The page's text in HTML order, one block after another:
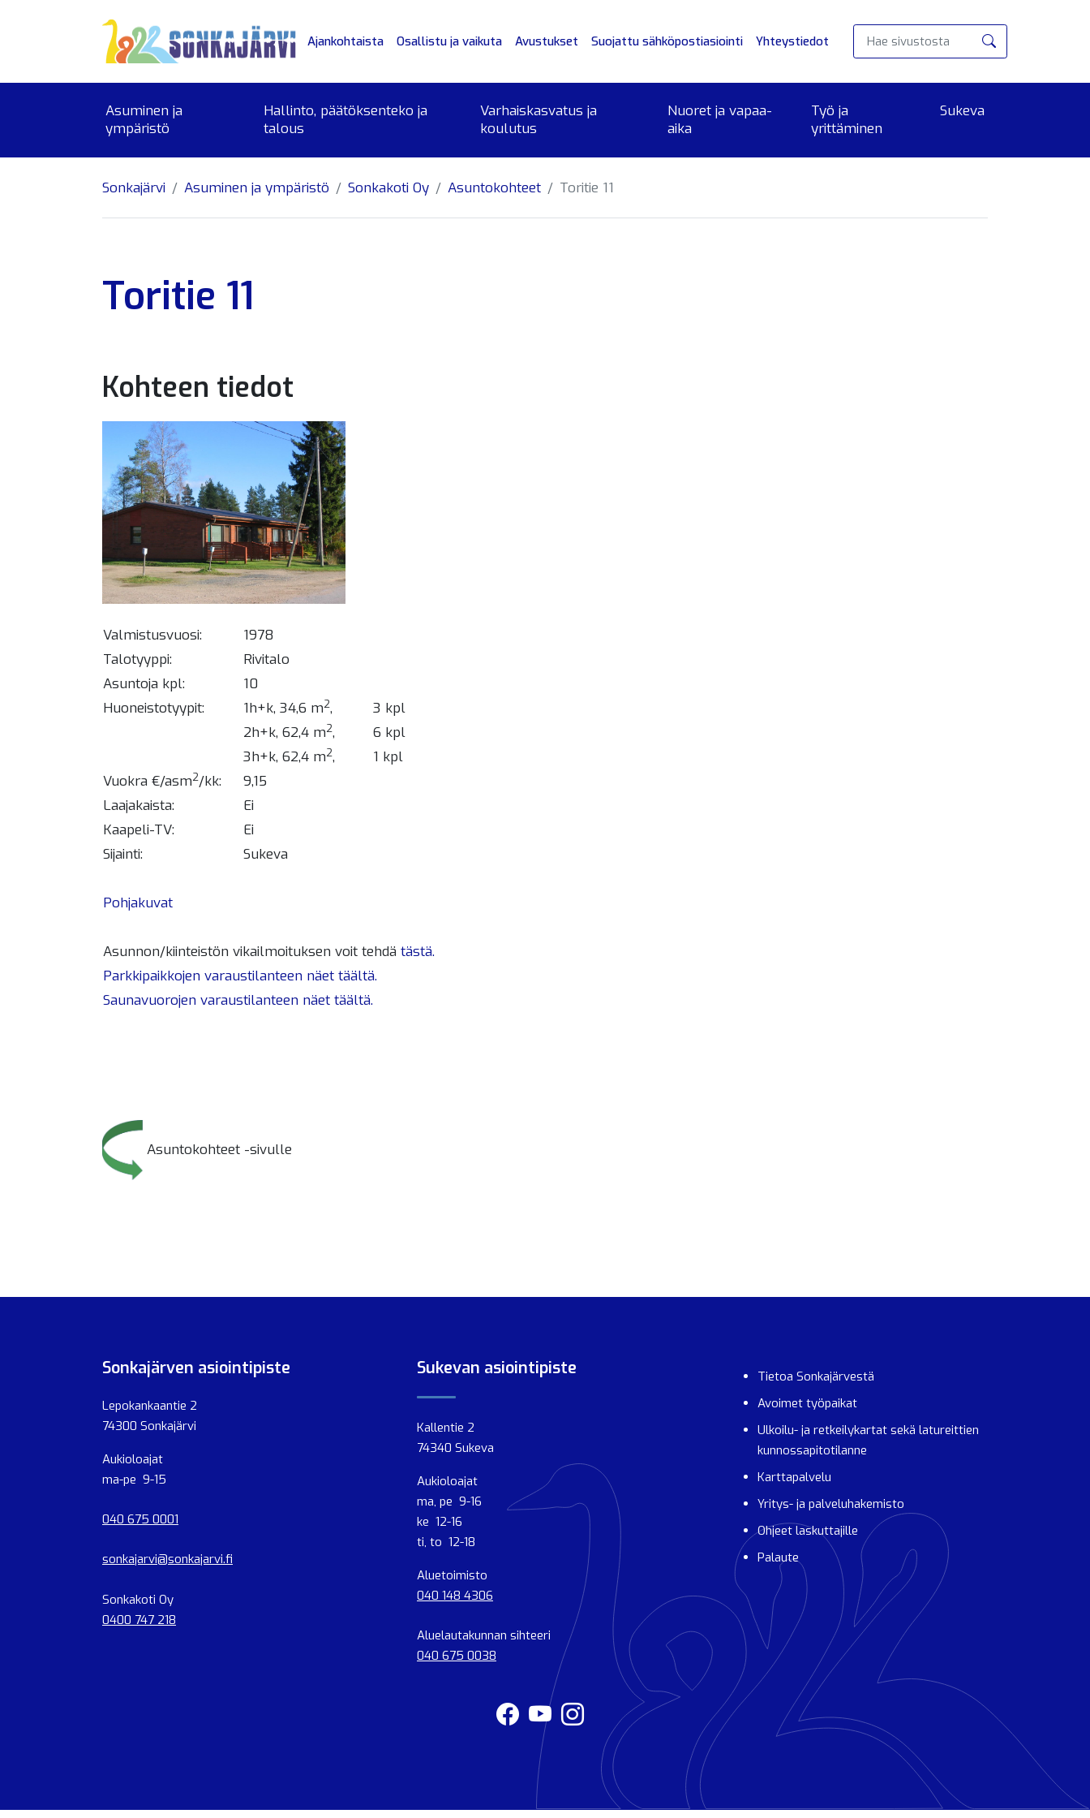
Ajankohtaista Osallistu ja vaikuta Avustukset Suojattu sähköpostiasiointi Yhteystiedot
Hae
Asuminen ja
ympäristö
Hallinto, päätöksenteko ja
talous
Varhaiskasvatus ja
koulutus
Nuoret ja vapaa-
aika
Työ ja
yrittäminen
Sukeva
Sonkajärvi Asuminen ja ympäristö Sonkakoti Oy Asuntokohteet Toritie 11
Toritie 11
Kohteen tiedot
Valmistusvuosi:
1978
Talotyyppi:
Rivitalo
Asuntoja kpl:
10
Huoneistotyypit:
1h+k, 34,6 m2,
3 kpl
2h+k, 62,4 m2,
6 kpl
3h+k, 62,4 m2,
1 kpl
Vuokra €/asm2/kk:
9,15
Laajakaista:
Ei
Kaapeli-TV:
Ei
Sijainti:
Sukeva
Pohjakuvat
Asunnon/kiinteistön vikailmoituksen voit tehdä tästä.
Parkkipaikkojen varaustilanteen näet täältä.
Saunavuorojen varaustilanteen näet täältä.
Asuntokohteet -sivulle
Sonkajärven asiointipiste
Lepokankaantie 2
74300 Sonkajärvi
Aukioloajat
ma-pe 9-15
040 675 0001
sonkajarvi@sonkajarvi.fi
Sonkakoti Oy
0400 747 218
Sukevan asiointipiste
Kallentie 2
74340 Sukeva
Aukioloajat
ma, pe 9-16
ke 12-16
ti, to 12-18
Aluetoimisto
040 148 4306
Aluelautakunnan sihteeri
040 675 0038
Tietoa Sonkajärvestä
Avoimet työpaikat
Ulkoilu- ja retkeilykartat sekä latureittien
kunnossapitotilanne
Karttapalvelu
Yritys- ja palveluhakemisto
Ohjeet laskuttajille
Palaute